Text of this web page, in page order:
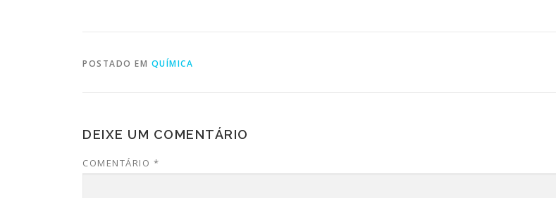
POSTADO EM QUÍMICA
DEIXE UM COMENTÁRIO
COMENTÁRIO *